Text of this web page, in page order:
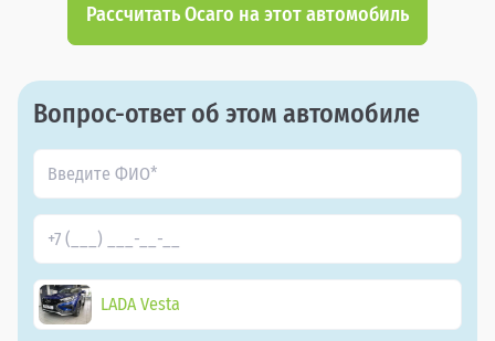
Рассчитать Осаго на этот автомобиль
Вопрос-ответ об этом автомобиле
LADA Vesta